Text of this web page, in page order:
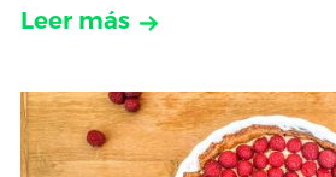
Leer más